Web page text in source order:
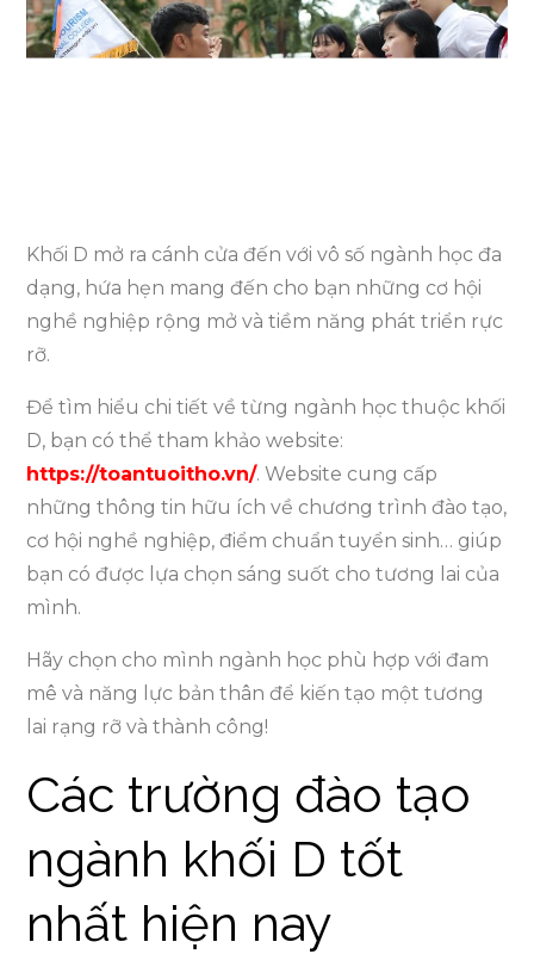
Khối D mở ra cánh cửa đến với vô số ngành học đa
dạng, hứa hẹn mang đến cho bạn những cơ hội
nghề nghiệp rộng mở và tiềm năng phát triển rực
rỡ.
Để tìm hiểu chi tiết về từng ngành học thuộc khối
D, bạn có thể tham khảo website:
https://toantuoitho.vn/. Website cung cấp
những thông tin hữu ích về chương trình đào tạo,
cơ hội nghề nghiệp, điểm chuẩn tuyển sinh… giúp
bạn có được lựa chọn sáng suốt cho tương lai của
mình.
Hãy chọn cho mình ngành học phù hợp với đam
mê và năng lực bản thân để kiến tạo một tương
lai rạng rỡ và thành công!
Các trường đào tạo
ngành khối D tốt
nhất hiện nay